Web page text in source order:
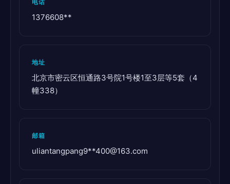
电话
1376608**
地址
北京市密云区恒通路3号院1号楼1至3层等5套（4
幢338）
邮箱
uliantangpang9**400@163.com